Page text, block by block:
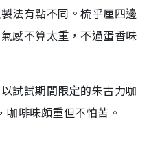
法有點不同。梳乎厘四邊
感不算太重，不過蛋香味
試試期間限定的朱古力咖
啡味頗重但不怕苦。